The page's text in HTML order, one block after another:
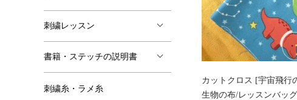
カットクロス [宇宙飛行
生物の布/レッスンバッ
刺繍レッスン
書籍・ステッチの説明書
刺繍糸・ラメ糸